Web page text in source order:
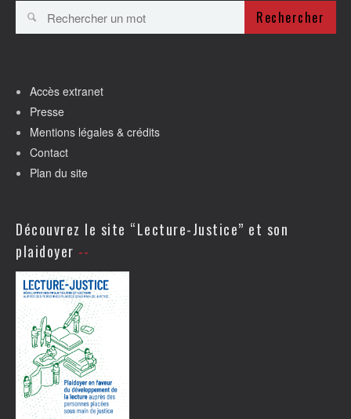
Rechercher
Accès extranet
Presse
Mentions légales & crédits
Contact
Plan du site
Découvrez le site “Lecture-Justice” et son
plaidoyer